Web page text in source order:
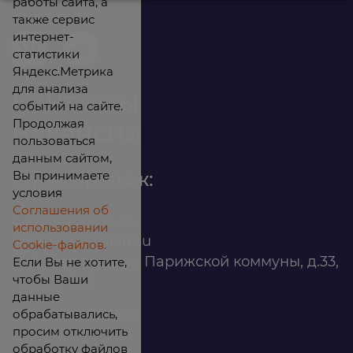
Контакты
Вакансии
Офис продаж:
infomarket@ilan.su
г. Красноярск, ул. Парижской коммуны, д.33,
помещ. 302
ИНН: 2465263327
также сервис
интернет-
статистики
Яндекс.Метрика
для анализа
событий на сайте.
Продолжая
пользоваться
данным сайтом,
Вы принимаете
условия
Соглашения об
использовании
Cookie-файлов.
Если Вы не хотите,
чтобы Ваши
данные
обрабатывались,
просим отключить
обработку файлов